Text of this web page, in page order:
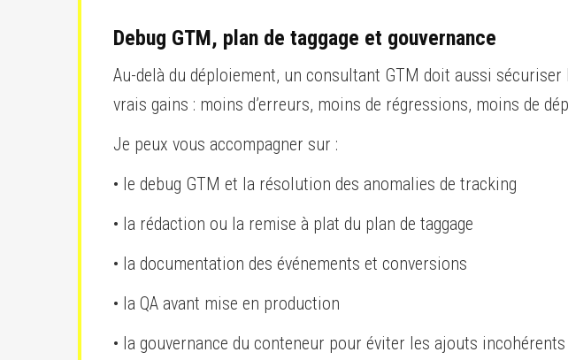
Debug GTM, plan de taggage et gouvernance
Au-delà du déploiement, un consultant GTM doit aussi
vrais gains : moins d’erreurs, moins de régressions, moins de
Je peux vous accompagner sur :
• le debug GTM et la résolution des anomalies de tracking
• la rédaction ou la remise à plat du plan de taggage
• la documentation des événements et conversions
• la QA avant mise en production
• la gouvernance du conteneur pour éviter les ajouts